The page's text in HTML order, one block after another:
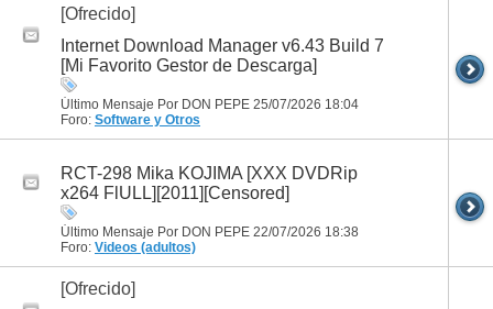
[Ofrecido]
Internet Download Manager v6.43 Build 7
[Mi Favorito Gestor de Descarga]
Último Mensaje Por DON PEPE 25/07/2026 18:04
Foro: Software y Otros
RCT-298 Mika KOJIMA [XXX DVDRip
x264 FlULL][2011][Censored]
Último Mensaje Por DON PEPE 22/07/2026 18:38
Foro: Videos (adultos)
[Ofrecido]